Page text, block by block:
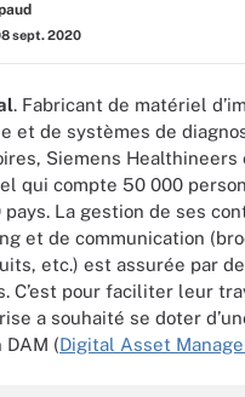
sept. 2020
. Fabricant de matériel
et de systèmes de
Siemens Healthineers
qui compte 50 000
pays. La gestion de ses
et de communication
etc.) est assurée par
C’est pour faciliter leur
a souhaité se doter
DAM (Digital Asset